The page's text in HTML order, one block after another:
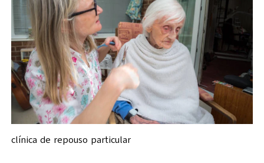
clínica de repouso particular